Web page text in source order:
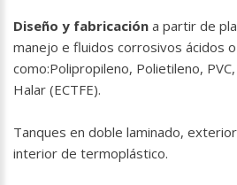
Diseño y fabricación a partir de
manejo e fluidos corrosivos ácidos
como:Polipropileno, Polietileno, PVC,
Halar (ECTFE).
Tanques en doble laminado,
interior de termoplástico.